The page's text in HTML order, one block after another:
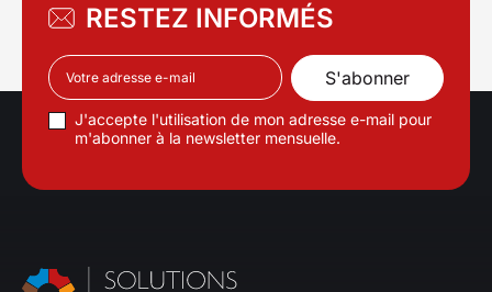
RESTEZ INFORMÉS
J'accepte l'utilisation de mon adresse e-mail pour
m'abonner à la newsletter mensuelle.